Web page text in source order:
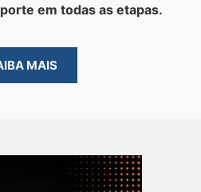
em todas as etapas.
MAIS